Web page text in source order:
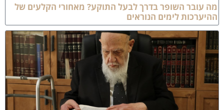
עובר השופר בדרך לבעל התוקע? מאחורי הקלעים של
לימים הנוראים